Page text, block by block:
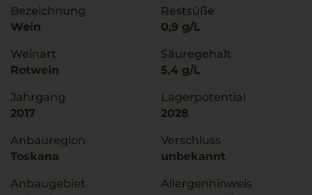
Bezeichnung
Wein
Weinart
Rotwein
Jahrgang
2017
Anbauregion
Toskana
Anbaugebiet
Restsüße
0,9 g/L
Säuregehalt
5,4 g/L
Lagerpotential
2028
Verschluss
unbekannt
Allergenhinweis